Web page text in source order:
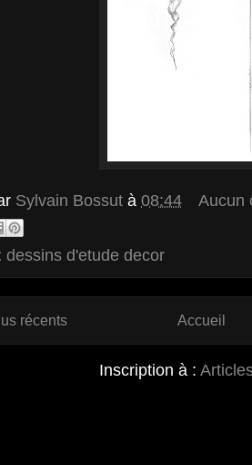
Sylvain Bossut à 08:44 Aucun
dessins d'etude decor
récents Accueil
Inscription à :